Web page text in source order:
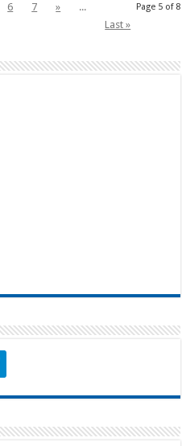
Page 5 of 8
6 7 »
...
Last »